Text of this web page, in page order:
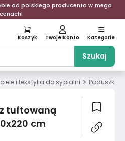
od polskiego producenta w mega
cenach!
Szukaj
Koszyk Twoje Konto Kategorie
i tekstylia do sypialni > Poduszki i
z tuftowaną
cm